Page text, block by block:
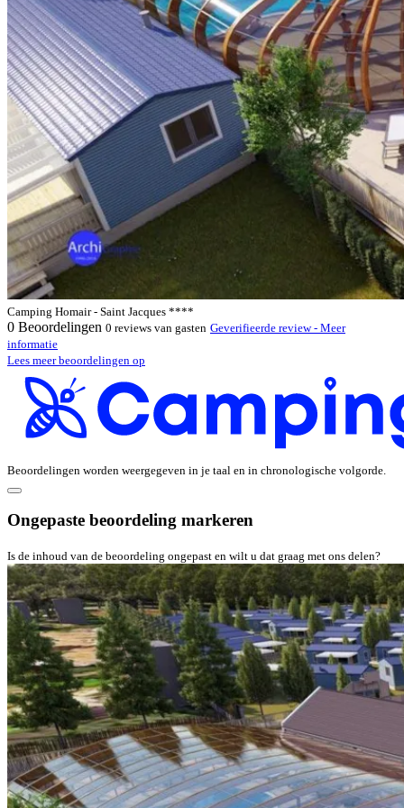
Camping Homair - Saint Jacques ****
0 Beoordelingen 0 reviews van gasten Geverifieerde review - Meer
informatie
Lees meer beoordelingen op
Beoordelingen worden weergegeven in je taal en in chronologische volgorde.
Ongepaste beoordeling markeren
Is de inhoud van de beoordeling ongepast en wilt u dat graag met ons delen?